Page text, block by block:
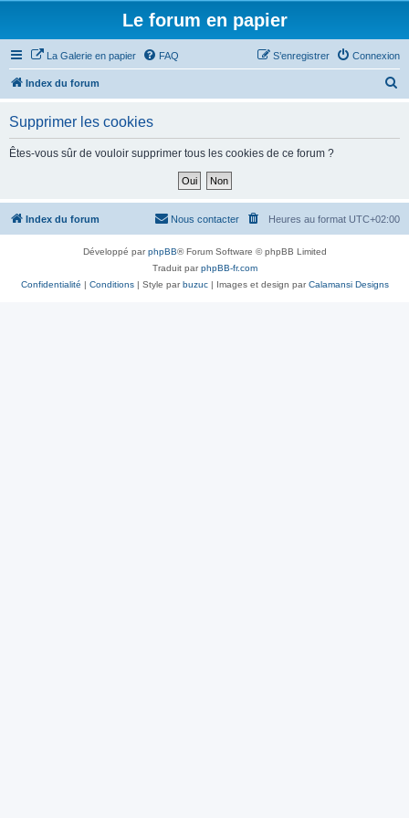
Le forum en papier
La Galerie en papier FAQ Connexion
S’enregistrer
Index du forum
h
Supprimer les cookies
Êtes-vous sûr de vouloir supprimer tous les cookies de ce forum ?
Index du forum Heures au format UTC+02:00
Nous contacter
Développé parphpBB® Forum Software © phpBB Limited
Traduit parphpBB-fr.com
Confidentialité | Conditions| Style parbuzuc| Images et design parCalamansi Designs